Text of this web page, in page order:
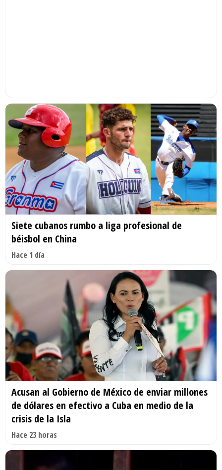
Siete cubanos rumbo a liga profesional de
béisbol en China
Hace 1 día
Acusan al Gobierno de México de enviar millones
de dólares en efectivo a Cuba en medio de la
crisis de la Isla
Hace 23 horas